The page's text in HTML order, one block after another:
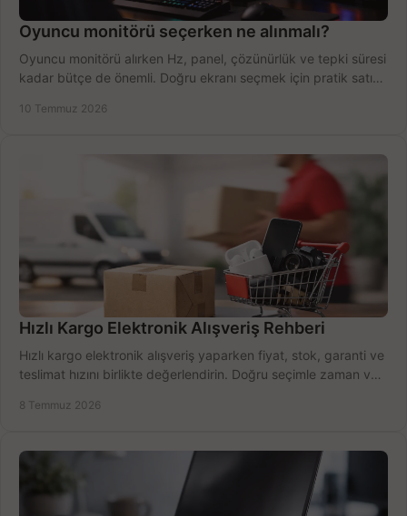
Oyuncu monitörü seçerken ne alınmalı?
Oyuncu monitörü alırken Hz, panel, çözünürlük ve tepki süresi
kadar bütçe de önemli. Doğru ekranı seçmek için pratik satın
10 Temmuz 2026
Hızlı Kargo Elektronik Alışveriş Rehberi
Hızlı kargo elektronik alışveriş yaparken fiyat, stok, garanti ve
teslimat hızını birlikte değerlendirin. Doğru seçimle zaman ve
8 Temmuz 2026